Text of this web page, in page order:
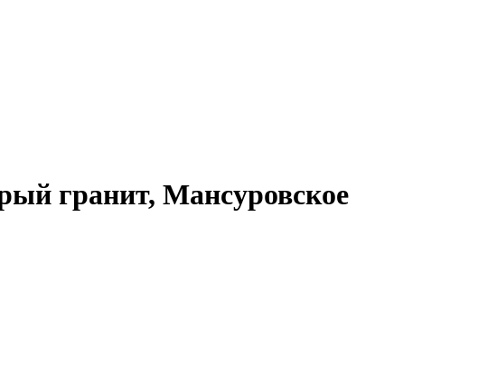
гранит, Мансуровское